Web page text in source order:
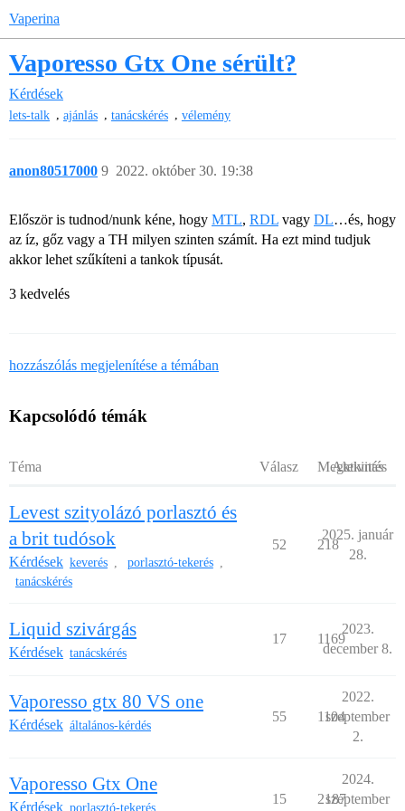
Vaperina
Vaporesso Gtx One sérült?
Kérdések
lets-talk , ajánlás , tanácskérés , vélemény
anon80517000 2022. október 30. 19:38
9
Először is tudnod/nunk kéne, hogy MTL, RDL vagy DL…és, hogy
az íz, gőz vagy a TH milyen szinten számít. Ha ezt mind tudjuk
akkor lehet szűkíteni a tankok típusát.
3 kedvelés
hozzászólás megjelenítése a témában
Kapcsolódó témák
Téma Válasz Megtekintés
Aktivitás
Levest szityolázó porlasztó és
a brit tudósok
Kérdések keverés , porlasztó-tekerés ,
tanácskérés
52 218
2025. január
28.
Liquid szivárgás
Kérdések tanácskérés
17 1169
2023.
december 8.
Vaporesso gtx 80 VS one
Kérdések általános-kérdés
55 1104
2022.
szeptember
2.
Vaporesso Gtx One
Kérdések porlasztó-tekerés
15 2187
2024.
szeptember